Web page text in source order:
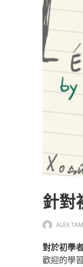
針對
ALEX TAM
對於初學
歡迎的學